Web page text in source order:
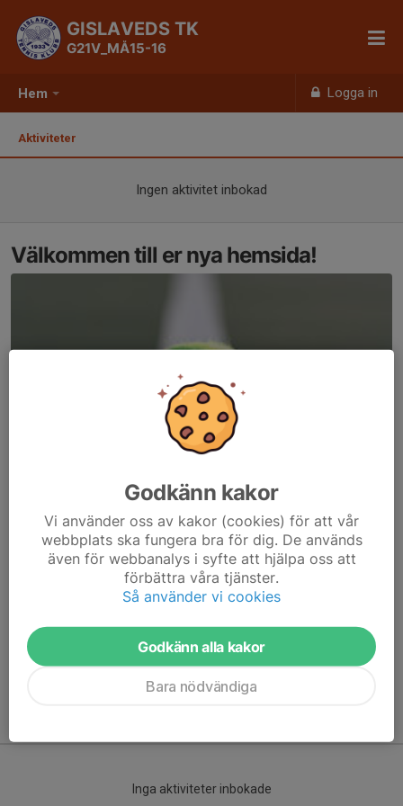
Hem Logga in
GISLAVEDS TK
G21V_MÅ15-16
Aktiviteter
Ingen aktivitet inbokad
Välkommen till er nya hemsida!
Här hamnar automatiskt de senaste nyheterna på hemsidan. För
att kunna börja administrera hemsidan loggar du in högst upp till
/Svenskalag.se
Inga aktiviteter inbokade
Godkänn kakor
Vi använder oss av kakor (cookies) för att vår
webbplats ska fungera bra för dig. De används
även för webbanalys i syfte att hjälpa oss att
förbättra våra tjänster.
Så använder vi cookies
Godkänn alla kakor
Bara nödvändiga